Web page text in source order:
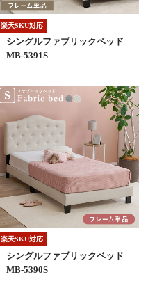
楽天SKU対応
シングルファブリックベッド
MB-5391S
楽天SKU対応
シングルファブリックベッド
MB-5390S